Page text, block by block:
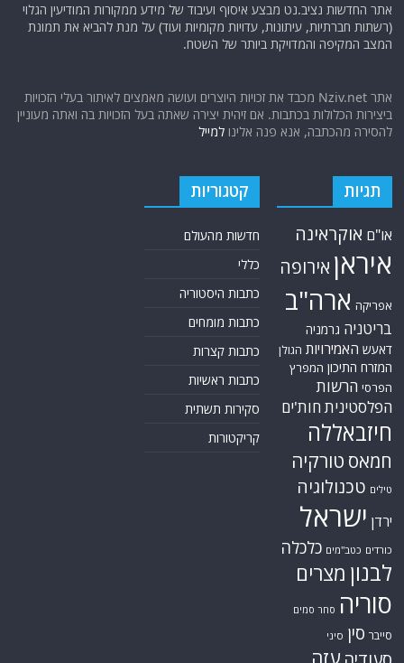
אתר החדשות נציב.נט מבצע איסוף ועיבוד של מידע ממקורות המודיעין הגלוי
(רשתות חברתיות, עיתונות, עדויות מקומיות ועוד) על מנת להביא את תמונת
המצב המקיפה והמדויקת ביותר של השטח.
אתר Nziv.net מכבד את זכויות היוצרים ועושה מאמצים לאיתור בעלי הזכויות
ביצירות הכלולות בכתבות. אם זיהית יצירה שאתה בעל הזכויות בה ואתה מעוניין
להסירה מהכתבה, אנא פנה אלינולמייל
תגיות
או"ם אוקראינה
איראן אירופה
אפריקה ארה"ב
בריטניה גרמניה
דאעש האמירויות הגולן
המזרח התיכון המפרץ
הפרסי הרשות
הפלסטיניתחות'ים
חיזבאללה
חמאס טורקיה
טילים טכנולוגיה
ירדן ישראל
כורדים כטב"מים כלכלה
לבנון מצרים
סוריה סחר סמים
סייבר סין סיני
קטגוריות
חדשות מהעולם
כללי
כתבות היסטוריה
כתבות מומחים
כתבות קצרות
כתבות ראשיות
סקירות תשתית
קריקטורות